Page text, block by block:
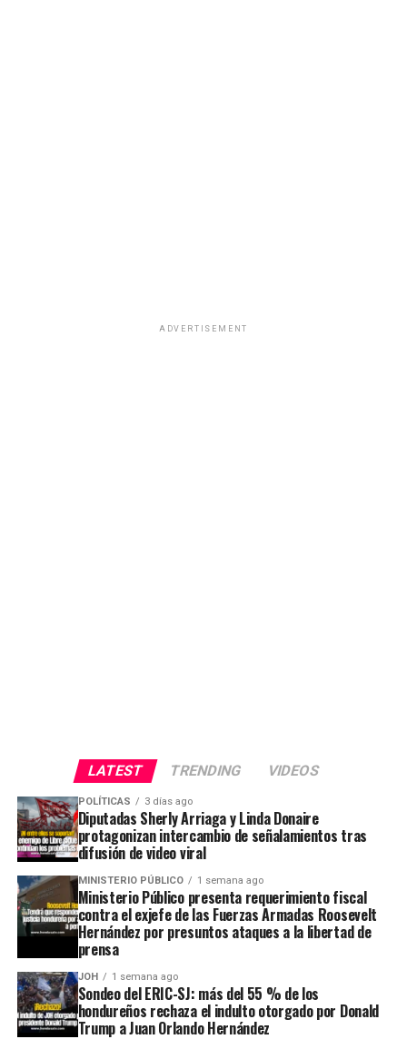
ADVERTISEMENT
LATEST TRENDING VIDEOS
POLÍTICAS 3 días ago
Diputadas Sherly Arriaga y Linda Donaire
protagonizan intercambio de señalamientos tras
difusión de video viral
MINISTERIO PÚBLICO 1 semana ago
Ministerio Público presenta requerimiento fiscal
contra el exjefe de las Fuerzas Armadas Roosevelt
Hernández por presuntos ataques a la libertad de
prensa
JOH 1 semana ago
Sondeo del ERIC-SJ: más del 55 % de los
hondureños rechaza el indulto otorgado por Donald
Trump a Juan Orlando Hernández